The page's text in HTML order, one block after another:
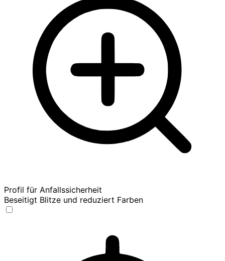
Profil für Anfallssicherheit
Beseitigt Blitze und reduziert Farben